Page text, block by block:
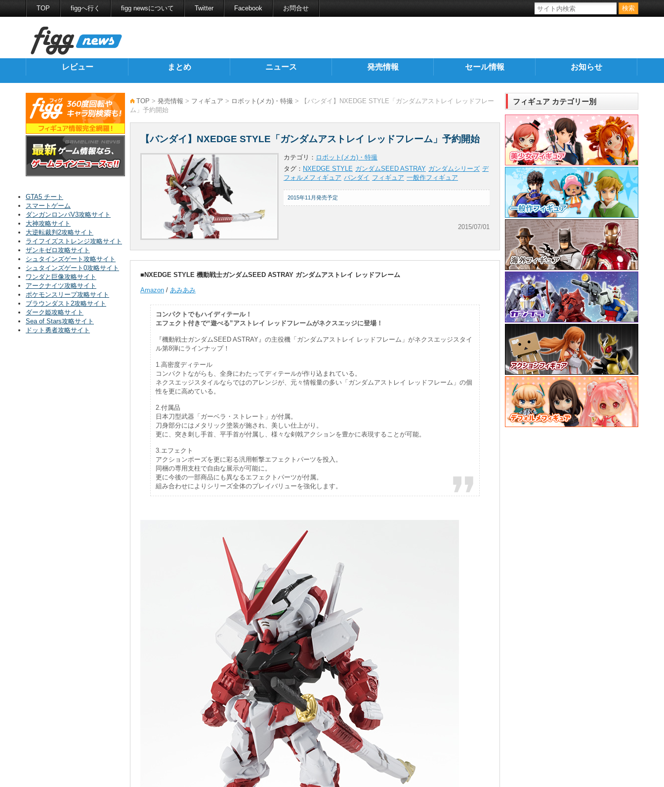
TOP figgへ行く figg newsについて Twitter Facebook お問合せ
レビュー まとめ ニュース 発売情報 セール情報 お知らせ
TOP > 発売情報 > フィギュア > ロボット(メカ)・特撮 > 【バンダイ】NXEDGE STYLE「ガンダムアストレイ レッドフレー
ム」予約開始
【バンダイ】NXEDGE STYLE「ガンダムアストレイ レッドフレーム」予約開始
カテゴリ： ロボット(メカ)・特撮
タグ： NXEDGE STYLE ガンダムSEED ASTRAY ガンダムシリーズ デ
フォルメフィギュア バンダイ フィギュア 一般作フィギュア
2015/07/01
2015年11月発売予定
■NXEDGE STYLE 機動戦士ガンダムSEED ASTRAY ガンダムアストレイ レッドフレーム
Amazon / あみあみ
コンパクトでもハイディテール！
エフェクト付きで“遊べる”アストレイ レッドフレームがネクスエッジに登場！
『機動戦士ガンダムSEED ASTRAY』の主役機「ガンダムアストレイ レッドフレーム」がネクスエッジスタイ
ル第8弾にラインナップ！
1.高密度ディテール
コンパクトながらも、全身にわたってディテールが作り込まれている。
ネクスエッジスタイルならではのアレンジが、元々情報量の多い「ガンダムアストレイ レッドフレーム」の個
性を更に高めている。
2.付属品
日本刀型武器「ガーベラ・ストレート」が付属。
刀身部分にはメタリック塗装が施され、美しい仕上がり。
更に、突き刺し手首、平手首が付属し、様々な剣戟アクションを豊かに表現することが可能。
3.エフェクト
アクションポーズを更に彩る汎用斬撃エフェクトパーツを投入。
同梱の専用支柱で自由な展示が可能に。
更に今後の一部商品にも異なるエフェクトパーツが付属。
組み合わせによりシリーズ全体のプレイバリューを強化します。
GTA5 チート
スマートゲーム
ダンガンロンパV3攻略サイト
大神攻略サイト
大逆転裁判2攻略サイト
ライフイズストレンジ攻略サイト
ザンキゼロ攻略サイト
シュタインズゲート攻略サイト
シュタインズゲート0攻略サイト
ワンダと巨像攻略サイト
アークナイツ攻略サイト
ポケモンスリープ攻略サイト
ブラウンダスト2攻略サイト
ダーク姫攻略サイト
Sea of Stars攻略サイト
ドット勇者攻略サイト
フィギュア カテゴリー別